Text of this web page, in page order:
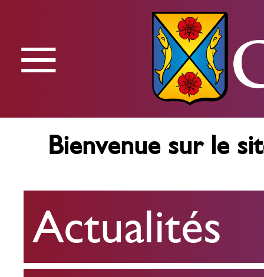
Menu
Actualités
Agenda
≡
Bienvenue sur le
Actualités